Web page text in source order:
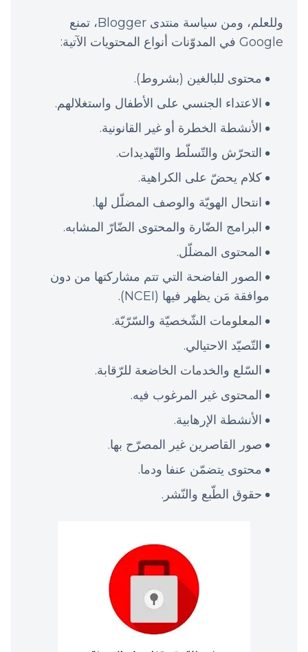
وللعلم، ومن سياسة منتدى Blogger، تمنع
Google في المدوّنات أنواع المحتويات الآتية:
محتوى للبالغين (بشروط).
الاعتداء الجنسي على الأطفال واستغلالهم.
الأنشطة الخطرة أو غير القانونية.
التحرّش والتّسلّط والتّهديدات.
كلام يحضّ على الكراهية.
انتحال الهويّة والوصف المضلّل لها.
البرامج الضّارة والمحتوى الضّارّ المشابه.
المحتوى المضلّل.
الصور الفاضحة التي تتم مشاركتها من دون
موافقة مَن يظهر فيها (NCEI).
المعلومات الشّخصيّة والسّرّيّة.
التّصيّد الاحتيالي.
السّلع والخدمات الخاضعة للرّقابة.
المحتوى غير المرغوب فيه.
الأنشطة الإرهابية.
صور القاصرين غير المصرّح بها.
محتوى يتضمّن عنفا ودما.
حقوق الطّبع والنّشر.